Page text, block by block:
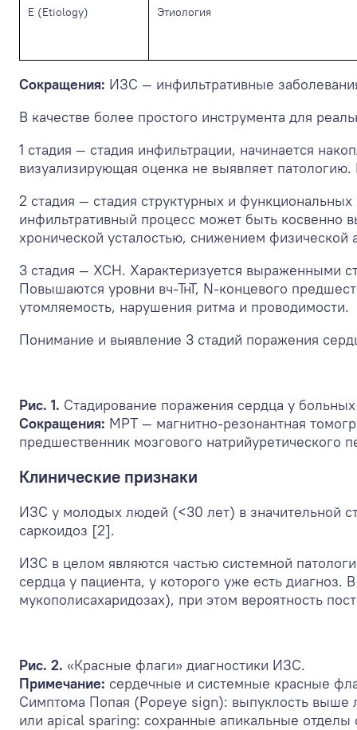
E (Etiology) Этиология
Сокращения: ИЗС — инфильтративные
В качестве более простого инструмента для
1 стадия — стадия инфильтрации, начинается
визуализирующая оценка не выявляет
2 стадия — стадия структурных и
инфильтративный процесс может быть косвенно
хронической усталостью, снижением
3 стадия — ХСН. Характеризуется выраженными
Повышаются уровни вч-ТнТ, N-концевого
утомляемость, нарушения ритма и проводимости.
Понимание и выявление 3 стадий поражения
Рис. 1. Стадирование поражения сердца у
Сокращения: МРТ — магнитно-резонантная
предшественник мозгового натрийуретического
Клинические признаки
ИЗС у молодых людей (<30 лет) в значительной
саркоидоз [2].
ИЗС в целом являются частью системной
сердца у пациента, у которого уже есть
мукополисахаридозах), при этом вероятность
Рис. 2. «Красные флаги» диагностики ИЗС.
Примечание: сердечные и системные красные
Симптома Попая (Popeye sign): выпуклость выше
или apical sparing: сохранные апикальные